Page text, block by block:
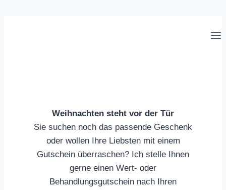
Weihnachten steht vor der Tür
Sie suchen noch das passende Geschenk
oder wollen Ihre Liebsten mit einem
Gutschein überraschen? Ich stelle Ihnen
gerne einen Wert- oder
Behandlungsgutschein nach Ihren